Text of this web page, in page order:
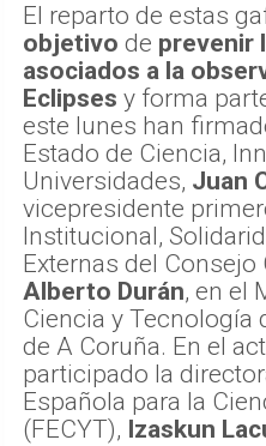
El reparto de estas
objetivo de prevenir
asociados a la
Eclipses y forma
este lunes han
Estado de Ciencia,
Universidades, Juan
vicepresidente
Institucional,
Externas del Consejo
Alberto Durán, en el
Ciencia y Tecnología
de A Coruña. En el
participado la
Española para la
(FECYT), Izaskun